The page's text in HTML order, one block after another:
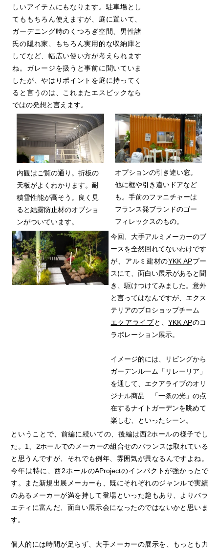
しいアイテムにもなります。駐車場とし
てももちろん使えますが、庭に置いて、
ガーデニング時のくつろぎ空間、男性諸
氏の隠れ家、もちろん実用的な収納庫と
してなど、幅広い使い方が考えられます
ね。ガレージを扱うと事前に聞いていま
したが、やはりポイントを庭に持ってく
ると言うのは、これまたエスビックなら
ではの発想と言えます。
内観はご覧の通り。折板の
天板がよくわかります。耐
積雪性能が高そう。良く見
ると結露防止材のオプショ
ンがついています。
オプションの引き違い窓。
他に框や引き違いドアなど
も。手前のファニチャーは
フランス発ブランドのゴー
フィレックスのもの。
今回、大手アルミメーカーのブ
ースを全然回れてないわけです
が、アルミ建材のYKK APブー
スにて、面白い展示があると聞
き、駆けつけてみました。意外
と言ってはなんですが、エクス
テリアのプロショップチーム
エクアライブと、YKK APのコ
ラボレーション展示。
イメージ的には、リビングから
ガーデンルーム「リレーリア」
を通して、エクアライブのオリ
ジナル商品 「一条の光」の点
在するナイトガーデンを眺めて
楽しむ、といったシーン。
ということで、前編に続いての、後編は西2ホールの様子でし
た。1、2ホールでのメーカーの組合せのバランスは取れている
と思うんですが、それでも例年、雰囲気が異なるんですよね。
今年は特に、西2ホールのAProjectのインパクトが強かったで
す。また新規出展メーカーも、既にそれぞれのジャンルで実績
のあるメーカーが満を持して登場といった趣もあり、よりバラ
エティに富んだ、面白い展示会になったのではないかと思いま
す。
個人的には時間が足らず、大手メーカーの展示を、もっとも力